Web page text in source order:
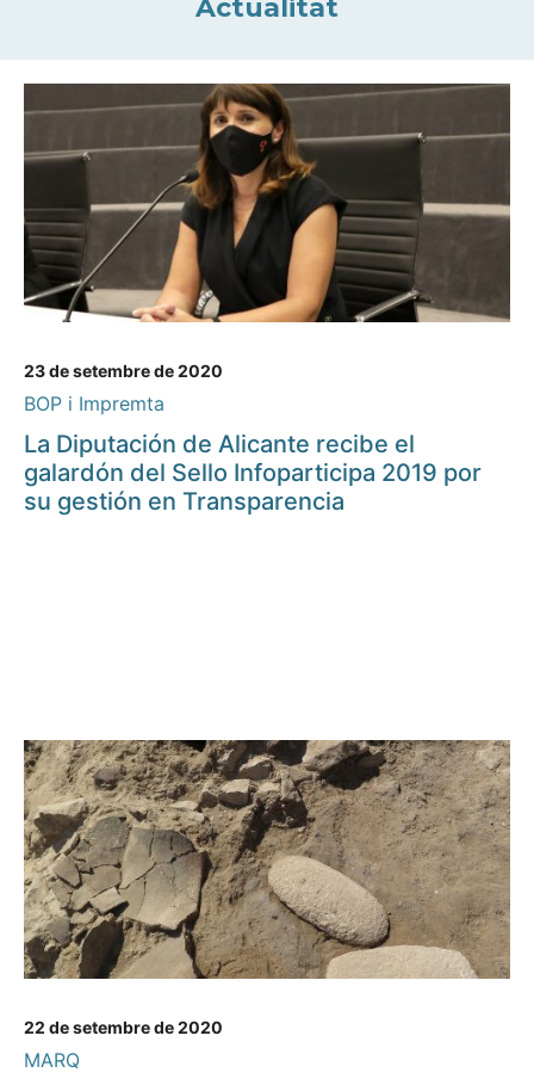
Actualitat
23 de setembre de 2020
BOP i Impremta
La Diputación de Alicante recibe el
galardón del Sello Infoparticipa 2019 por
su gestión en Transparencia
22 de setembre de 2020
MARQ